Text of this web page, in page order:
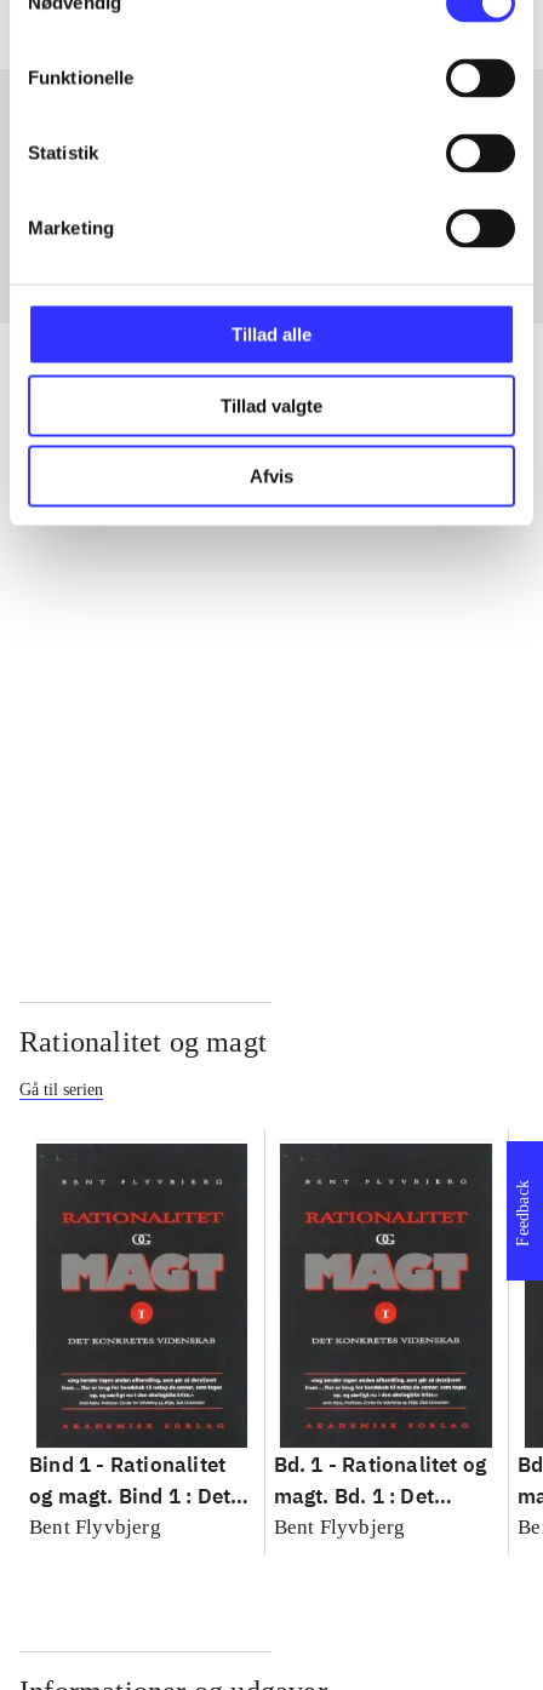
Funktionelle
Statistik
Marketing
Tillad alle
Tillad valgte
Afvis
Artikler med samme emner
Artikler
Alle registrerede artikler fordelt på udgivelser
Rationalitet og magt
Gå til serien
Bind 1 - Rationalitet
og magt. Bind 1 : Det
konkretes videnskab
Bent Flyvbjerg
Bd. 1 - Rationalitet og
magt. Bd. 1 : Det
konkretes videnskab
Bent Flyvbjerg
Feedback